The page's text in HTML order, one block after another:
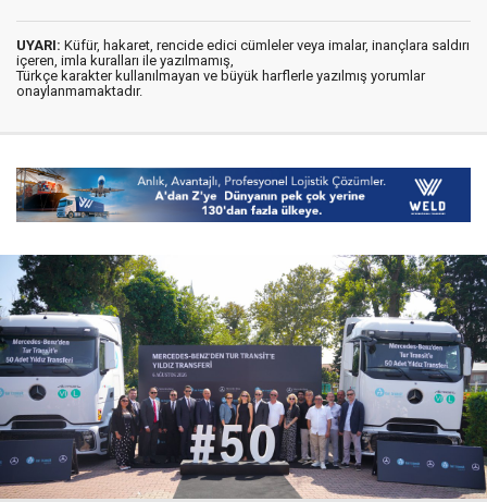
UYARI: Küfür, hakaret, rencide edici cümleler veya imalar, inançlara saldırı
içeren, imla kuralları ile yazılmamış,
Türkçe karakter kullanılmayan ve büyük harflerle yazılmış yorumlar
onaylanmamaktadır.